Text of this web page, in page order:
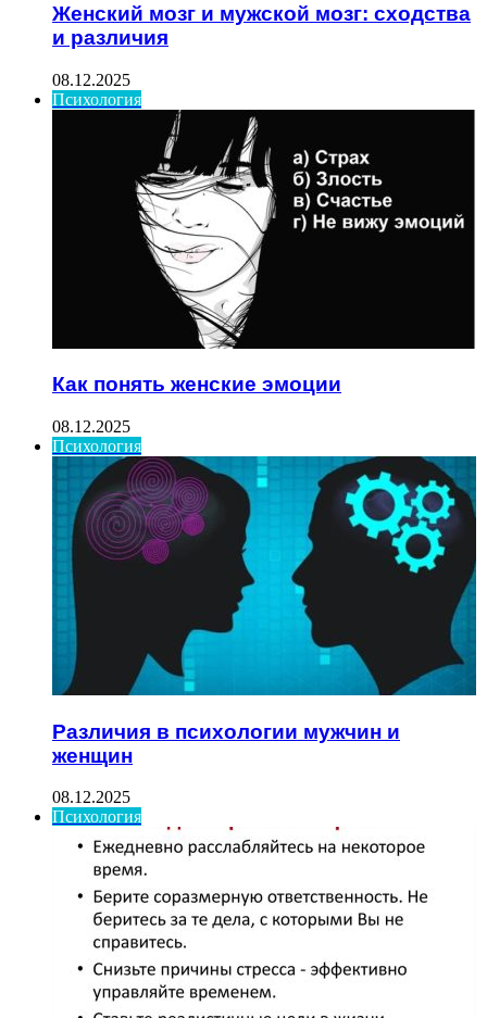
Женский мозг и мужской мозг: сходства
и различия
08.12.2025
Психология
Как понять женские эмоции
08.12.2025
Психология
Различия в психологии мужчин и
женщин
08.12.2025
Психология